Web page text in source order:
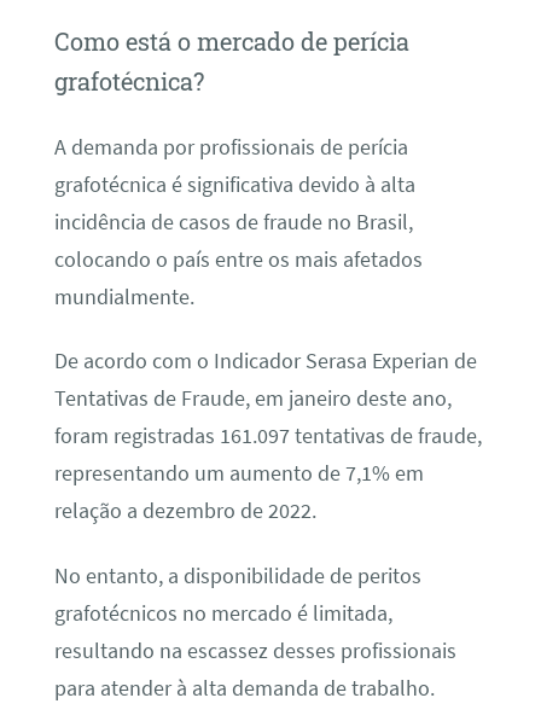
Como está o mercado de perícia
grafotécnica?
A demanda por profissionais de perícia
grafotécnica é significativa devido à alta
incidência de casos de fraude no Brasil,
colocando o país entre os mais afetados
mundialmente.
De acordo com o Indicador Serasa Experian de
Tentativas de Fraude, em janeiro deste ano,
foram registradas 161.097 tentativas de fraude,
representando um aumento de 7,1% em
relação a dezembro de 2022.
No entanto, a disponibilidade de peritos
grafotécnicos no mercado é limitada,
resultando na escassez desses profissionais
para atender à alta demanda de trabalho.